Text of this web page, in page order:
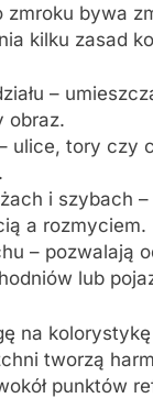
zmroku bywa
kilku zasad
–
obraz.
ulice, tory czy
i szybach
a rozmyciem.
– pozwalają
lub
na
tworzą
punktów